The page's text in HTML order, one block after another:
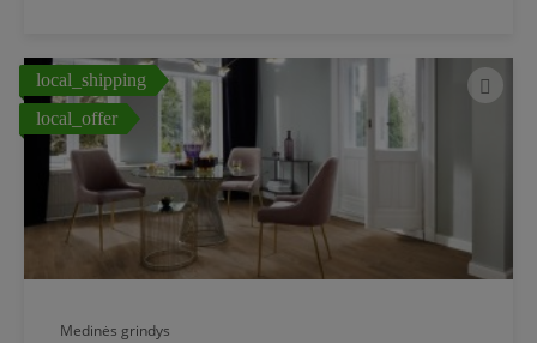
Medinės grindys
local_shipping
local_offer